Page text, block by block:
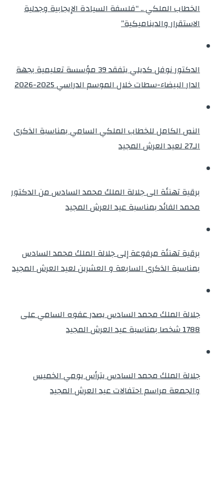
الخطاب الملكي .. “فلسفة السيادة الإيجابية وجدلية
الاستقرار والديناميكية”
الدكتور نوفل كديلي يتفقد 39 مؤسسة تعليمية بجهة
الدار البيضاء-سطات خلال الموسم الدراسي 2025-2026
النص الكامل للخطاب الملكي السامي بمناسبة الذكرى
الـ27 لعيد العرش المجيد
برقية تهنئة الى جلالة الملك محمد السادس من الدكتور
محمد الفائد بمناسبة عيد العرش المجيد
برقية تهنئة مرفوعة إلى جلالة الملك محمد السادس
بمناسبة الذكرى السابعة و العشرين لعيد العرش المجيد
جلالة الملك محمد السادس يصدر عفوه السامي على
1788 شخصا بمناسبة عيد العرش المجيد
جلالة الملك محمد السادس يترأس يومي الخميس
والجمعة مراسم احتفالات عيد العرش المجيد